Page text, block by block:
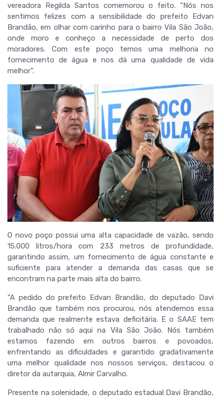
vereadora Regilda Santos comemorou o feito. “Nós nos
sentimos felizes com a sensibilidade do prefeito Edvan
Brandão, em olhar com carinho para o bairro Vila São João,
onde moro e conheço a necessidade de perto dos
moradores. Com este poço temos uma melhoria no
fornecimento de água e nos dá uma qualidade de vida
melhor”.
O novo poço possui uma alta capacidade de vazão, sendo
15.000 litros/hora com 233 metros de profundidade,
garantindo assim, um fornecimento de água constante e
suficiente para atender a demanda das casas que se
encontram na parte mais alta do bairro.
“A pedido do prefeito Edvan Brandão, do deputado Davi
Brandão que também nos procurou, nós atendemos essa
demanda que realmente estava deficitária. E o SAAE tem
trabalhado não só aqui na Vila São João. Nós também
estamos fazendo em outros bairros e povoados,
enfrentando as dificuldades e garantido gradativamente
uma melhor qualidade nos nossos serviços, destacou o
diretor da autarquia, Almir Carvalho.
Presente na solenidade, o deputado estadual Davi Brandão,